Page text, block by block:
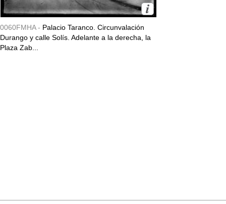
0060FMHA - Palacio Taranco. Circunvalación
Durango y calle Solís. Adelante a la derecha, la
Plaza Zab...